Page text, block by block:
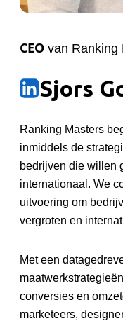
CEO van Ranking
Sjors
Ranking Masters
inmiddels de
bedrijven die willen
internationaal. We
uitvoering om
vergroten en
Met een
conversies en
marketeers,